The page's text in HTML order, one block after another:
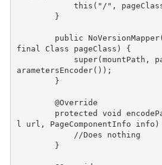
this ( "/" ,
}
public NoVersionMapper
final
Class pageClass )
{
super(mountPath ,
arametersEncoder());
}
@Override
protected
void
l
url , PageComponentInfo info )
//Does nothing
}